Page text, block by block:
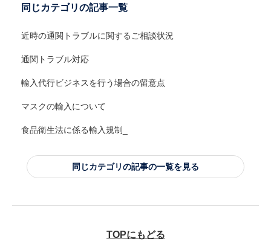
同じカテゴリの記事一覧
近時の通関トラブルに関するご相談状況
通関トラブル対応
輸入代行ビジネスを行う場合の留意点
マスクの輸入について
食品衛生法に係る輸入規制_
同じカテゴリの記事の一覧を見る
TOPにもどる